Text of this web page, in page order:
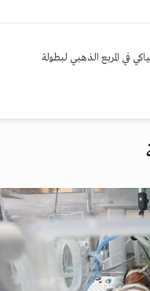
في المربع الذهبي لبطولة